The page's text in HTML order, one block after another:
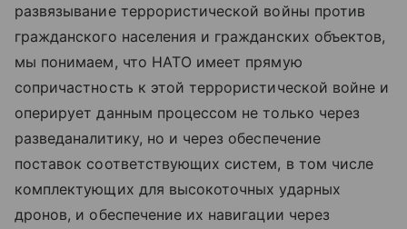
развязывание террористической войны против
гражданского населения и гражданских объектов,
мы понимаем, что НАТО имеет прямую
сопричастность к этой террористической войне и
оперирует данным процессом не только через
разведаналитику, но и через обеспечение
поставок соответствующих систем, в том числе
комплектующих для высокоточных ударных
дронов, и обеспечение их навигации через